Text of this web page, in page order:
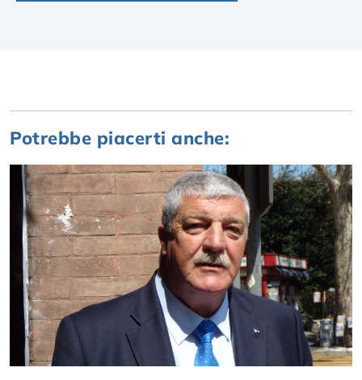
Potrebbe piacerti anche: